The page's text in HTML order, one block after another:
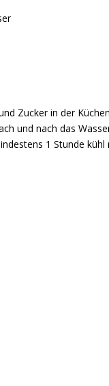
Zucker in der
und nach das
1 Stunde kühl